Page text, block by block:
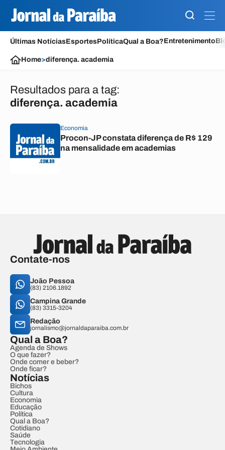
Últimas NotíciasEsportesPolíticaQual a Boa?Entretenimento
Home>diferença. academia
Resultados para a tag:
diferença. academia
Economia
Procon-JP constata diferença de R$ 129
na mensalidade em academias
Contate-nos
João Pessoa
(83) 2106.1892
Campina Grande
(83) 3315-3204
Redação
jornalismo@jornaldaparaiba.com.br
Qual a Boa?
Agenda de Shows
O que fazer?
Onde comer e beber?
Onde ficar?
Notícias
Bichos
Cultura
Economia
Educação
Política
Qual a Boa?
Cotidiano
Saúde
Tecnologia